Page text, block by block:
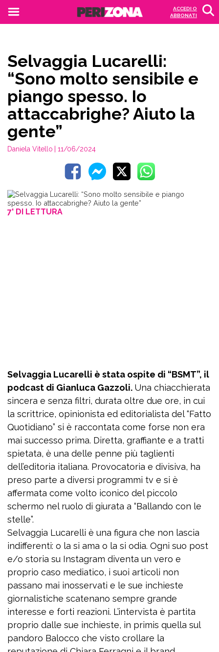
ACCEDI O
ABBONATI
Selvaggia Lucarelli:
“Sono molto sensibile e
piango spesso. Io
attaccabrighe? Aiuto la
gente”
Daniela Vitello | 11/06/2024
7' DI LETTURA
Selvaggia Lucarelli è stata ospite di “BSMT”, il
podcast di Gianluca Gazzoli. Una chiacchierata
sincera e senza filtri, durata oltre due ore, in cui
la scrittrice, opinionista ed editorialista del “Fatto
Quotidiano” si è raccontata come forse non era
mai successo prima. Diretta, graffiante e a tratti
spietata, è una delle penne più taglienti
dell’editoria italiana. Provocatoria e divisiva, ha
preso parte a diversi programmi tv e si è
affermata come volto iconico del piccolo
schermo nel ruolo di giurata a “Ballando con le
stelle”.
Selvaggia Lucarelli è una figura che non lascia
indifferenti: o la si ama o la si odia. Ogni suo post
e/o storia su Instagram diventa un vero e
proprio caso mediatico, i suoi articoli non
passano mai inosservati e le sue inchieste
giornalistiche scatenano sempre grande
interesse e forti reazioni. L’intervista è partita
proprio dalle sue inchieste, in primis quella sul
pandoro Balocco che visto crollare la